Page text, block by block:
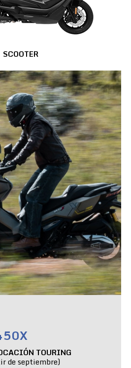
SCOOTER
TOURING
de septiembre)